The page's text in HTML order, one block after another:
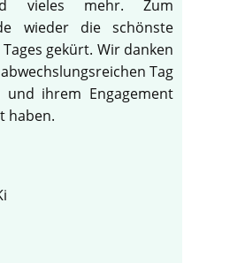
vieles mehr. Zum
wieder die schönste
gekürt. Wir danken
Tag
ihrem Engagement
haben.